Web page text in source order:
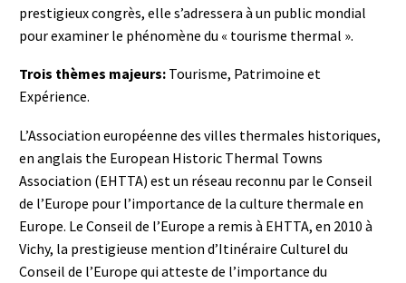
prestigieux congrès, elle s’adressera à un public mondial
pour examiner le phénomène du « tourisme thermal ».
Trois thèmes majeurs: Tourisme, Patrimoine et
Expérience.
L’Association européenne des villes thermales historiques,
en anglais the European Historic Thermal Towns
Association (EHTTA) est un réseau reconnu par le Conseil
de l’Europe pour l’importance de la culture thermale en
Europe. Le Conseil de l’Europe a remis à EHTTA, en 2010 à
Vichy, la prestigieuse mention d’Itinéraire Culturel du
Conseil de l’Europe qui atteste de l’importance du